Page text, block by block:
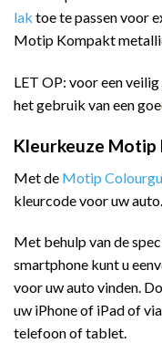
lak toe te passen voor
Motip Kompakt
LET OP: voor een
het gebruik van een
Kleurkeuze
Met de Motip
kleurcode voor uw auto.
Met behulp van de
smartphone kunt u
voor uw auto vinden.
uw iPhone of iPad of
telefoon of tablet.